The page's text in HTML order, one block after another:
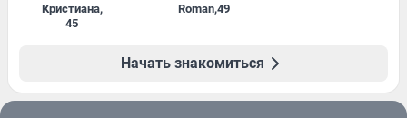
Кристиана,
45
Roman,49
Начать знакомиться